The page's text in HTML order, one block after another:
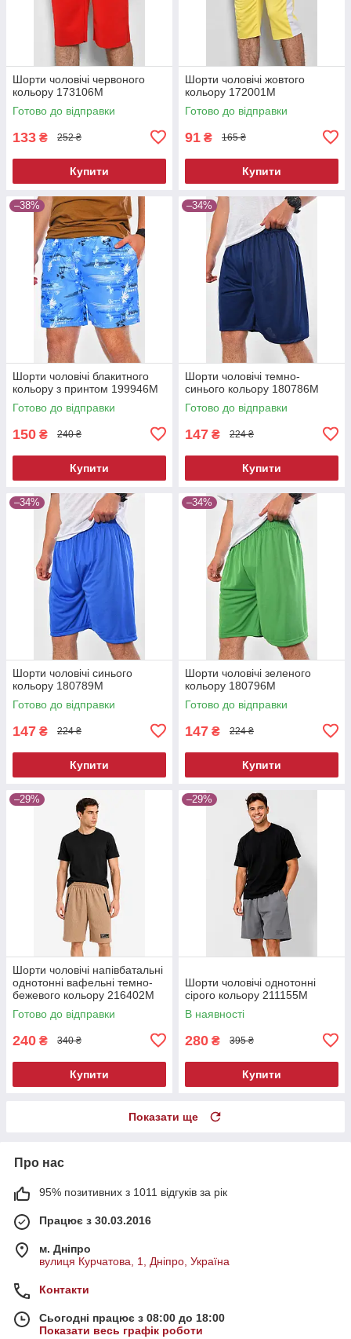
Шорти чоловічі червоного
кольору 173106M
Готово до відправки
133 ₴ 252 ₴
Купити
Шорти чоловічі жовтого
кольору 172001M
Готово до відправки
91 ₴ 165 ₴
Купити
–38%
Шорти чоловічі блакитного
кольору з принтом 199946M
Готово до відправки
150 ₴ 240 ₴
Купити
–34%
Шорти чоловічі темно-
синього кольору 180786M
Готово до відправки
147 ₴ 224 ₴
Купити
–34%
Шорти чоловічі синього
кольору 180789M
Готово до відправки
147 ₴ 224 ₴
Купити
–34%
Шорти чоловічі зеленого
кольору 180796M
Готово до відправки
147 ₴ 224 ₴
Купити
–29%
Шорти чоловічі напівбатальні
однотонні вафельні темно-
бежевого кольору 216402M
Готово до відправки
240 ₴ 340 ₴
Купити
–29%
Шорти чоловічі однотонні
сірого кольору 211155M
В наявності
280 ₴ 395 ₴
Купити
Показати ще
Про нас
95% позитивних з 1011 відгуків за рік
Працює з 30.03.2016
м. Дніпро
вулиця Курчатова, 1, Дніпро, Україна
Контакти
Сьогодні працює з 08:00 до 18:00
Показати весь графік роботи